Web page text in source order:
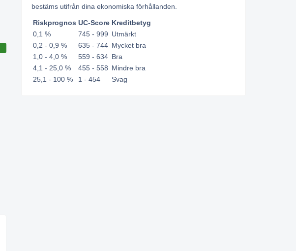
bestäms utifrån dina ekonomiska förhållanden.
Riskprognos UC-Score Kreditbetyg
0,1 %
745 - 999 Utmärkt
0,2 - 0,9 %
635 - 744 Mycket bra
1,0 - 4,0 %
559 - 634 Bra
4,1 - 25,0 %
455 - 558 Mindre bra
25,1 - 100 %
1 - 454 Svag